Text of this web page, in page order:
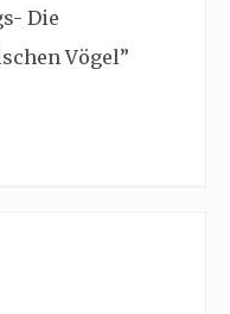
Die
Vögel”